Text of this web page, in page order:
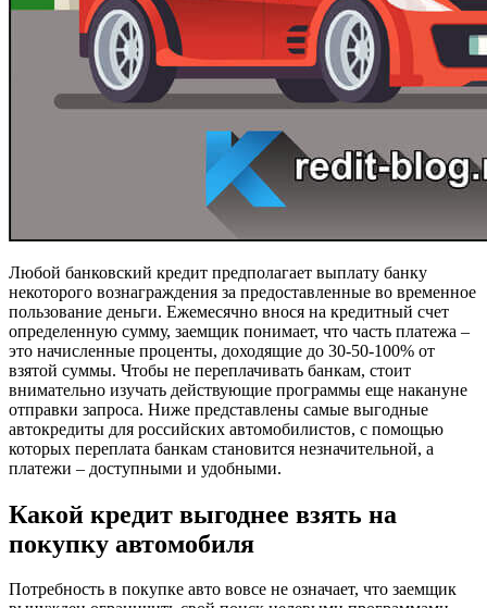
Любой банковский кредит предполагает выплату банку
некоторого вознаграждения за предоставленные во временное
пользование деньги. Ежемесячно внося на кредитный счет
определенную сумму, заемщик понимает, что часть платежа –
это начисленные проценты, доходящие до 30-50-100% от
взятой суммы. Чтобы не переплачивать банкам, стоит
внимательно изучать действующие программы еще накануне
отправки запроса. Ниже представлены самые выгодные
автокредиты для российских автомобилистов, с помощью
которых переплата банкам становится незначительной, а
платежи – доступными и удобными.
Какой кредит выгоднее взять на
покупку автомобиля
Потребность в покупке авто вовсе не означает, что заемщик